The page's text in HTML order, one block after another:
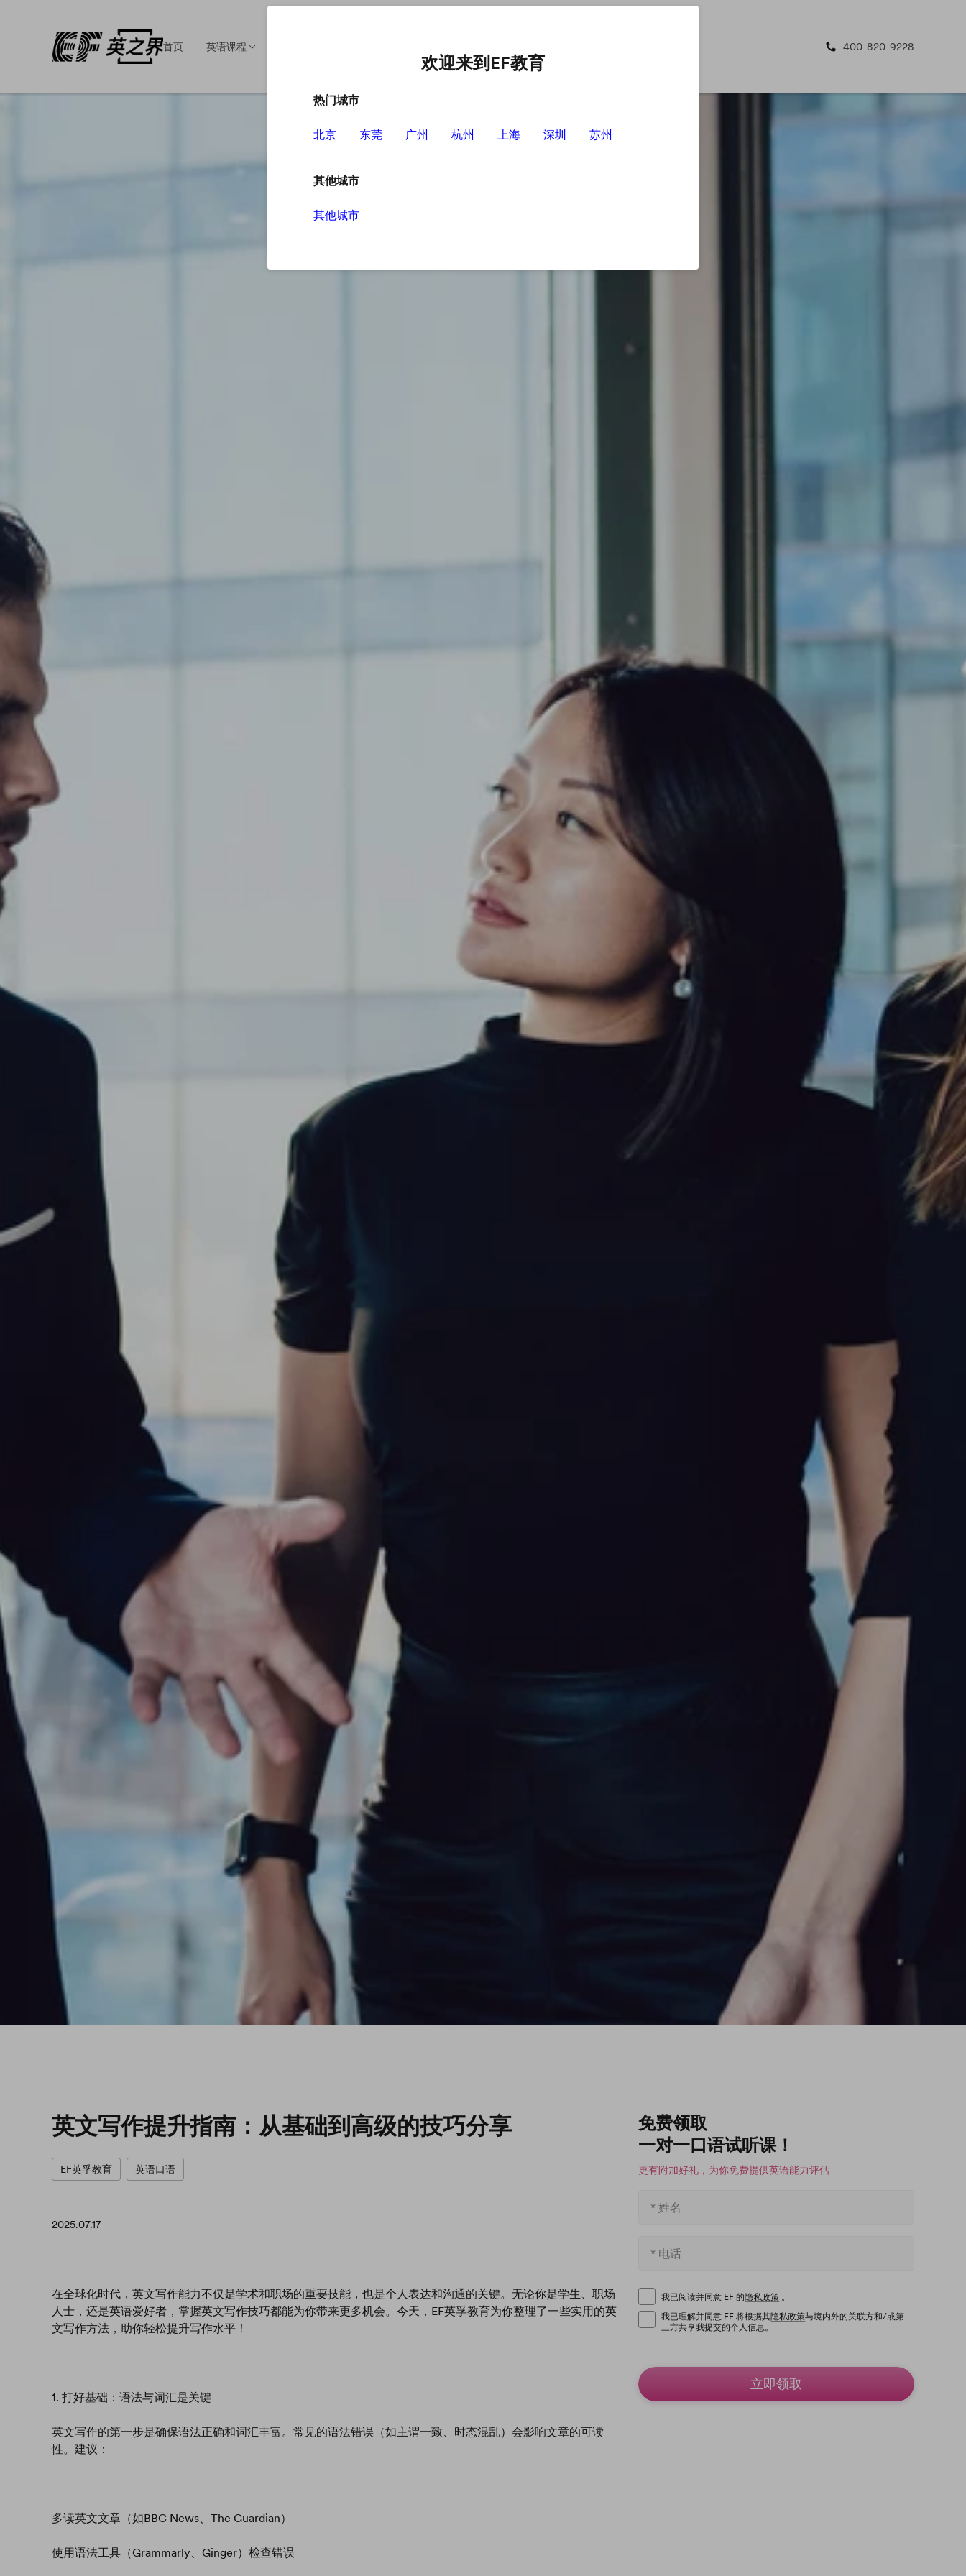
首页 英语课程 400-820-9228
英文写作提升指南：从基础到高级的技巧分享
EF英孚教育 英语口语
2025.07.17
在全球化时代，英文写作能力不仅是学术和职场的重要技能，也是个人表达和沟通的关键。无论你是学生、职场
人士，还是英语爱好者，掌握英文写作技巧都能为你带来更多机会。今天，EF英孚教育为你整理了一些实用的英
文写作方法，助你轻松提升写作水平！
1. 打好基础：语法与词汇是关键
英文写作的第一步是确保语法正确和词汇丰富。常见的语法错误（如主谓一致、时态混乱）会影响文章的可读
性。建议：
多读英文文章（如BBC News、The Guardian）
使用语法工具（Grammarly、Ginger）检查错误
免费领取
一对一口语试听课！
更有附加好礼，为你免费提供英语能力评估
我已阅读并同意 EF 的隐私政策 。
我已理解并同意 EF 将根据其隐私政策与境内外的关联方和/或第
三方共享我提交的个人信息。
立即领取
欢迎来到EF教育
热门城市
北京 东莞 广州 杭州 上海 深圳 苏州
其他城市
其他城市